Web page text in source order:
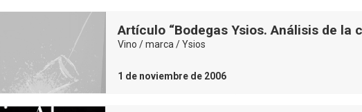
Artículo “Bodegas Ysios. Análisis de la
Vino / marca / Ysios
1 de noviembre de 2006